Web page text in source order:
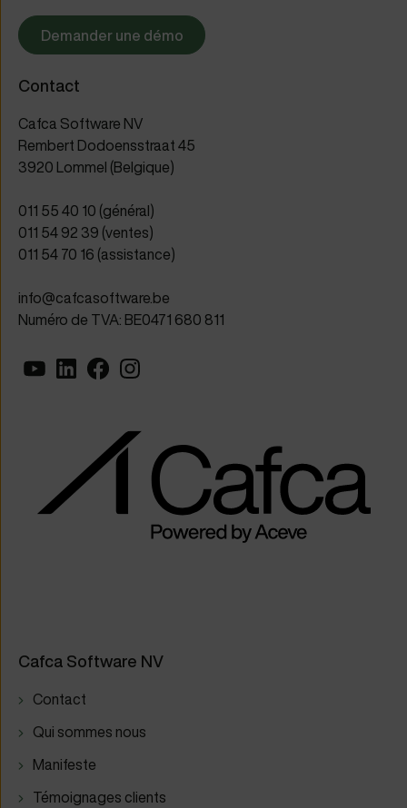
Demander une démo
Contact
Cafca Software NV
Rembert Dodoensstraat 45
3920 Lommel (Belgique)
011 55 40 10 (général)
011 54 92 39 (ventes)
011 54 70 16 (assistance)
info@cafcasoftware.be
Numéro de TVA: BE0471 680 811
Cafca Software NV
Contact
Qui sommes nous
Manifeste
Témoignages clients